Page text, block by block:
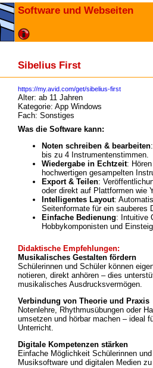
Software und Webseiten
Sibelius First
https://my.avid.com/get/sibelius-first
Alter: ab 11 Jahren
Kategorie: App Windows
Fach: Sonstiges
Was die Software kann:
Noten schreiben & bearbeiten
bis zu 4 Instrumentenstimmen.
Wiedergabe in Echtzeit:
hochwertigen gesampelten
Export & Teilen:
oder direkt auf Plattformen wie
Intelligentes Layout:
Seitenformate für ein sauberes
Einfache Bedienung: Intuitive
Hobbykomponisten und
Didaktische Empfehlungen:
Musikalisches Gestalten fördern
Schülerinnen und Schüler können
notieren, direkt anhören – dies
musikalisches Ausdrucksvermögen.
Verbindung von Theorie und Praxis
Notenlehre, Rhythmusübungen oder
umsetzen und hörbar machen – ideal
Unterricht.
Digitale Kompetenzen stärken
Einfache Möglichkeit Schülerinnen
Musiksoftware und digitalen Medien